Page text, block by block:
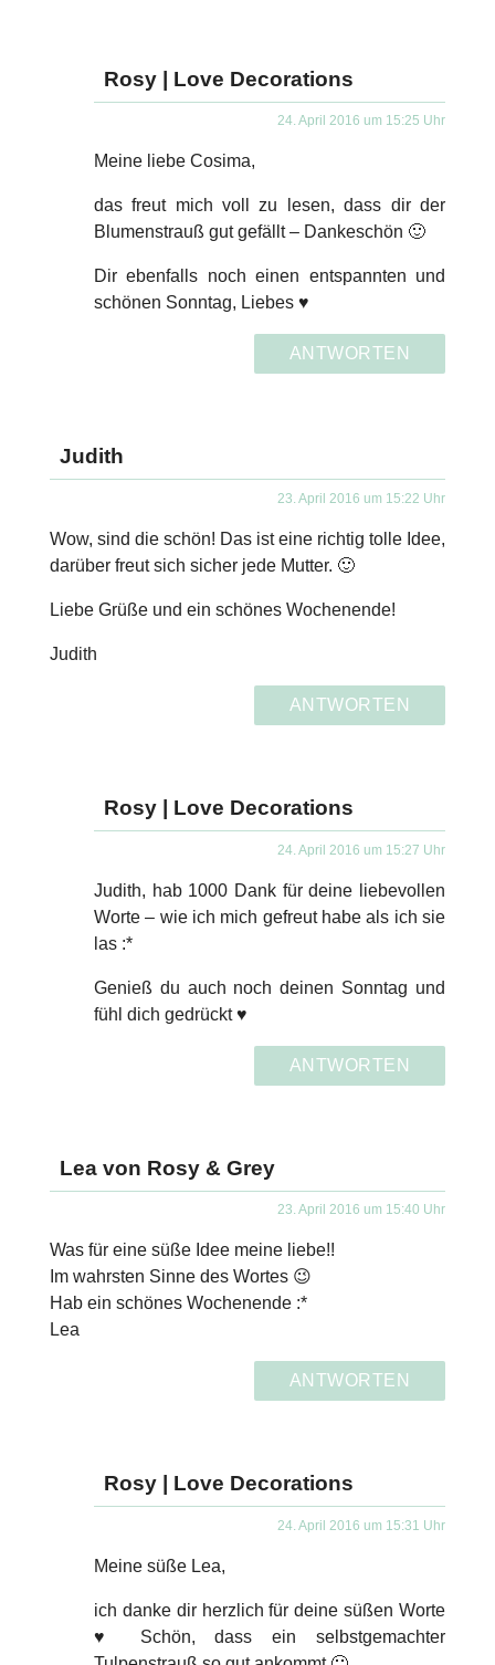
Rosy | Love Decorations
24. April 2016 um 15:25 Uhr
Meine liebe Cosima,
das freut mich voll zu lesen, dass dir der
Blumenstrauß gut gefällt – Dankeschön 🙂
Dir ebenfalls noch einen entspannten und
schönen Sonntag, Liebes ♥
ANTWORTEN
Judith
23. April 2016 um 15:22 Uhr
Wow, sind die schön! Das ist eine richtig tolle Idee,
darüber freut sich sicher jede Mutter. 🙂
Liebe Grüße und ein schönes Wochenende!
Judith
ANTWORTEN
Rosy | Love Decorations
24. April 2016 um 15:27 Uhr
Judith, hab 1000 Dank für deine liebevollen
Worte – wie ich mich gefreut habe als ich sie
las :*
Genieß du auch noch deinen Sonntag und
fühl dich gedrückt ♥
ANTWORTEN
Lea von Rosy & Grey
23. April 2016 um 15:40 Uhr
Was für eine süße Idee meine liebe!!
Im wahrsten Sinne des Wortes 😉
Hab ein schönes Wochenende :*
Lea
ANTWORTEN
Rosy | Love Decorations
24. April 2016 um 15:31 Uhr
Meine süße Lea,
ich danke dir herzlich für deine süßen Worte
♥ Schön, dass ein selbstgemachter